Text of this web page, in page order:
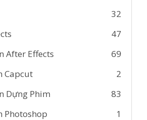
32
47
After Effects
69
Capcut
2
Dựng Phim
83
Photoshop
1